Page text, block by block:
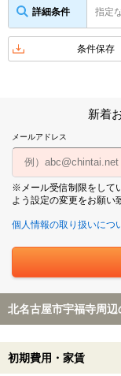
詳細条件 指定
条件保存
新着
メールアドレス
※メール受信制限をして
よう設定の変更をお願い
個人情報の取り扱いにつ
北名古屋市宇福寺周
初期費用・家賃